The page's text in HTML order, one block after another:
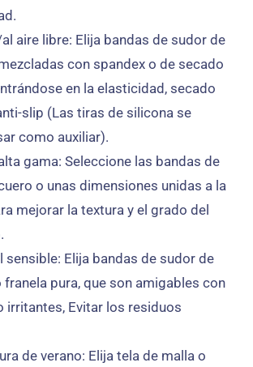
aire libre: Elija bandas de sudor de
con spandex o de secado
en la elasticidad, secado
slip (Las tiras de silicona se
como auxiliar).
gama: Seleccione las bandas de
o unas dimensiones unidas a la
mejorar la textura y el grado del
sensible: Elija bandas de sudor de
franela pura, que son amigables con
irritantes, Evitar los residuos
de verano: Elija tela de malla o